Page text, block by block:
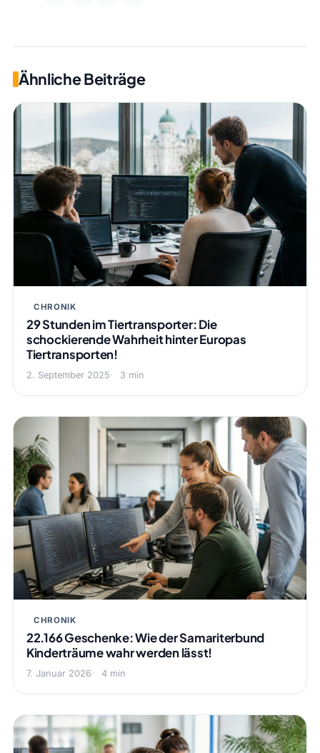
Ähnliche Beiträge
CHRONIK
29 Stunden im Tiertransporter: Die
schockierende Wahrheit hinter Europas
Tiertransporten!
2. September 2025 3 min
CHRONIK
22.166 Geschenke: Wie der Samariterbund
Kinderträume wahr werden lässt!
7. Januar 2026 4 min